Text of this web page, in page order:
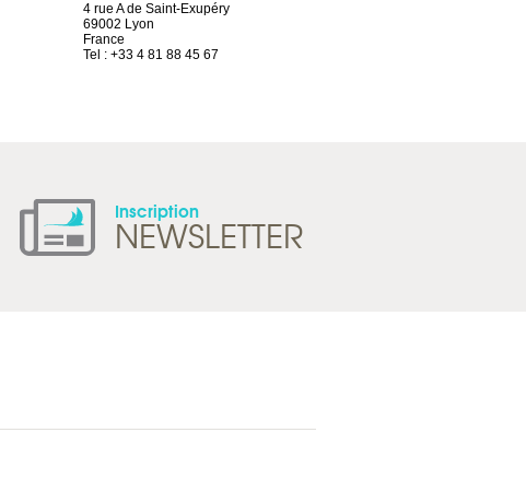
4 rue A de Saint-Exupéry
69002 Lyon
France
Tel : +33 4 81 88 45 67
Inscription
NEWSLETTER